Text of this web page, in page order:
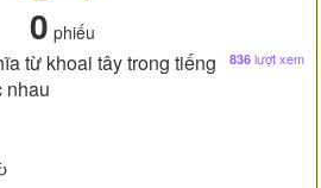
0 phiếu
836 lượt xem
từ khoai tây trong tiếng
nhau